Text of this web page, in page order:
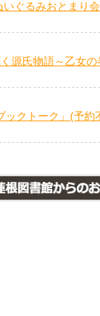
いぐるみおとまり
源氏物語～乙女の
ックトーク」(予約
のおはなし会」(要